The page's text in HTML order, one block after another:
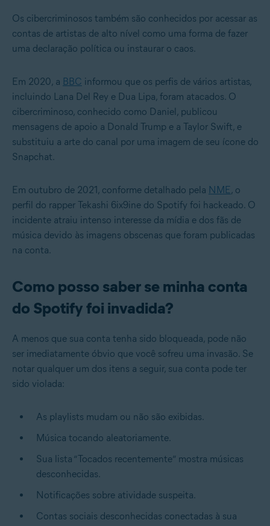
Os cibercriminosos também são conhecidos por acessar as
contas de artistas de alto nível como uma forma de fazer
uma declaração política ou instaurar o caos.
Em 2020, a BBC informou que os perfis de vários artistas,
incluindo Lana Del Rey e Dua Lipa, foram atacados. O
cibercriminoso, conhecido como Daniel, publicou
mensagens de apoio a Donald Trump e a Taylor Swift, e
substituiu a arte do canal por uma imagem de seu ícone do
Snapchat.
Em outubro de 2021, conforme detalhado pela NME, o
perfil do rapper Tekashi 6ix9ine do Spotify foi hackeado. O
incidente atraiu intenso interesse da mídia e dos fãs de
música devido às imagens obscenas que foram publicadas
na conta.
Como posso saber se minha conta
do Spotify foi invadida?
A menos que sua conta tenha sido bloqueada, pode não
ser imediatamente óbvio que você sofreu uma invasão. Se
notar qualquer um dos itens a seguir, sua conta pode ter
sido violada:
As playlists mudam ou não são exibidas.
Música tocando aleatoriamente.
Sua lista “Tocados recentemente” mostra músicas
desconhecidas.
Notificações sobre atividade suspeita.
Contas sociais desconhecidas conectadas à sua